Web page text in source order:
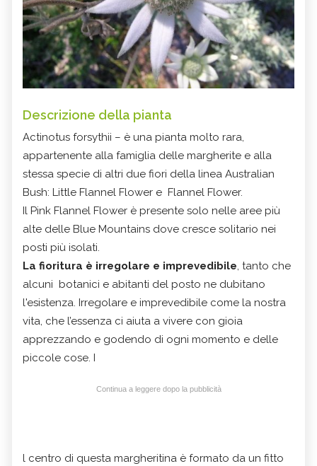
Descrizione della pianta
Actinotus forsythii – è una pianta molto rara,
appartenente alla famiglia delle margherite e alla
stessa specie di altri due fiori della linea Australian
Bush: Little Flannel Flower e Flannel Flower.
Il Pink Flannel Flower è presente solo nelle aree più
alte delle Blue Mountains dove cresce solitario nei
posti più isolati.
La fioritura è irregolare e imprevedibile, tanto che
alcuni botanici e abitanti del posto ne dubitano
l'esistenza. Irregolare e imprevedibile come la nostra
vita, che l’essenza ci aiuta a vivere con gioia
apprezzando e godendo di ogni momento e delle
piccole cose. I
Continua a leggere dopo la pubblicità
l centro di questa margheritina è formato da un fitto